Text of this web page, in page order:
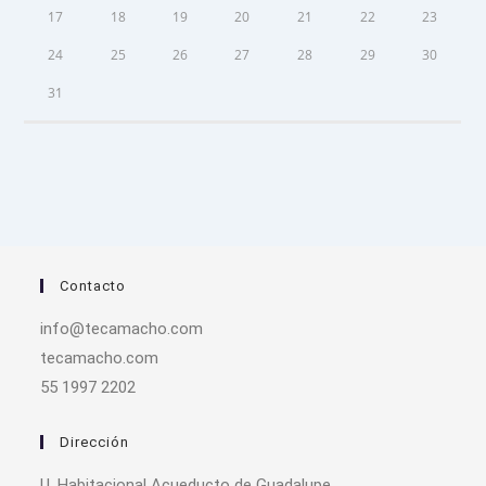
17 18 19 20 21 22 23
24 25 26 27 28 29 30
31
Contacto
info@tecamacho.com
tecamacho.com
55 1997 2202
Dirección